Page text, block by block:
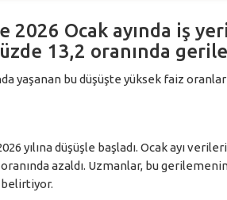
Ocak ayında iş yeri
13,2 oranında
yaşanan bu düşüşte yüksek faiz
yılına düşüşle başladı. Ocak ayı
oranında azaldı. Uzmanlar, bu
belirtiyor.